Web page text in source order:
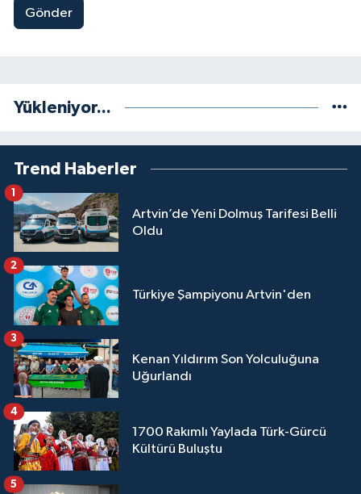
Gönder
Yükleniyor...
Trend Haberler
Artvin’de Yeni Dolmuş Tarifesi Belli
Oldu
1
Türkiye Şampiyonu Artvin'den
2
Kenan Yıldırım Son Yolculuğuna
Uğurlandı
3
1700 Rakımlı Yaylada Türk-Gürcü
Kültürü Buluştu
4
5